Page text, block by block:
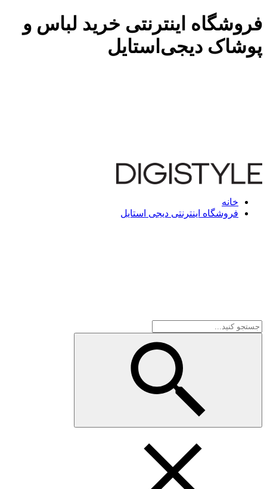
فروشگاه اینترنتی خرید لباس و
پوشاک دیجی‌استایل
خانه
فروشگاه اینترنتی دیجی استایل